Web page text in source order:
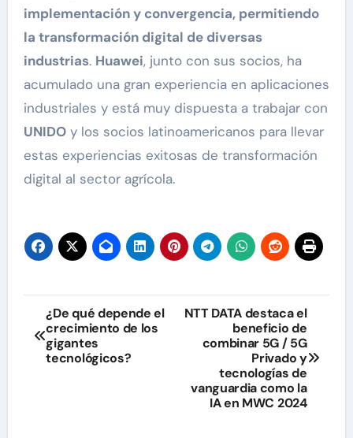
implementación y convergencia, permitiendo
la transformación digital de diversas
industrias. Huawei, junto con sus socios, ha
acumulado una gran experiencia en aplicaciones
industriales y está muy dispuesta a trabajar con
UNIDOy los socios latinoamericanos para llevar
estas experiencias exitosas de transformación
digital al sector agrícola.
Navegación
de
entradas
¿De qué depende el
crecimiento de los
gigantes
tecnológicos?
NTT DATA destaca el
beneficio de
combinar 5G / 5G
Privado y
tecnologías de
vanguardia como la
IA en MWC 2024